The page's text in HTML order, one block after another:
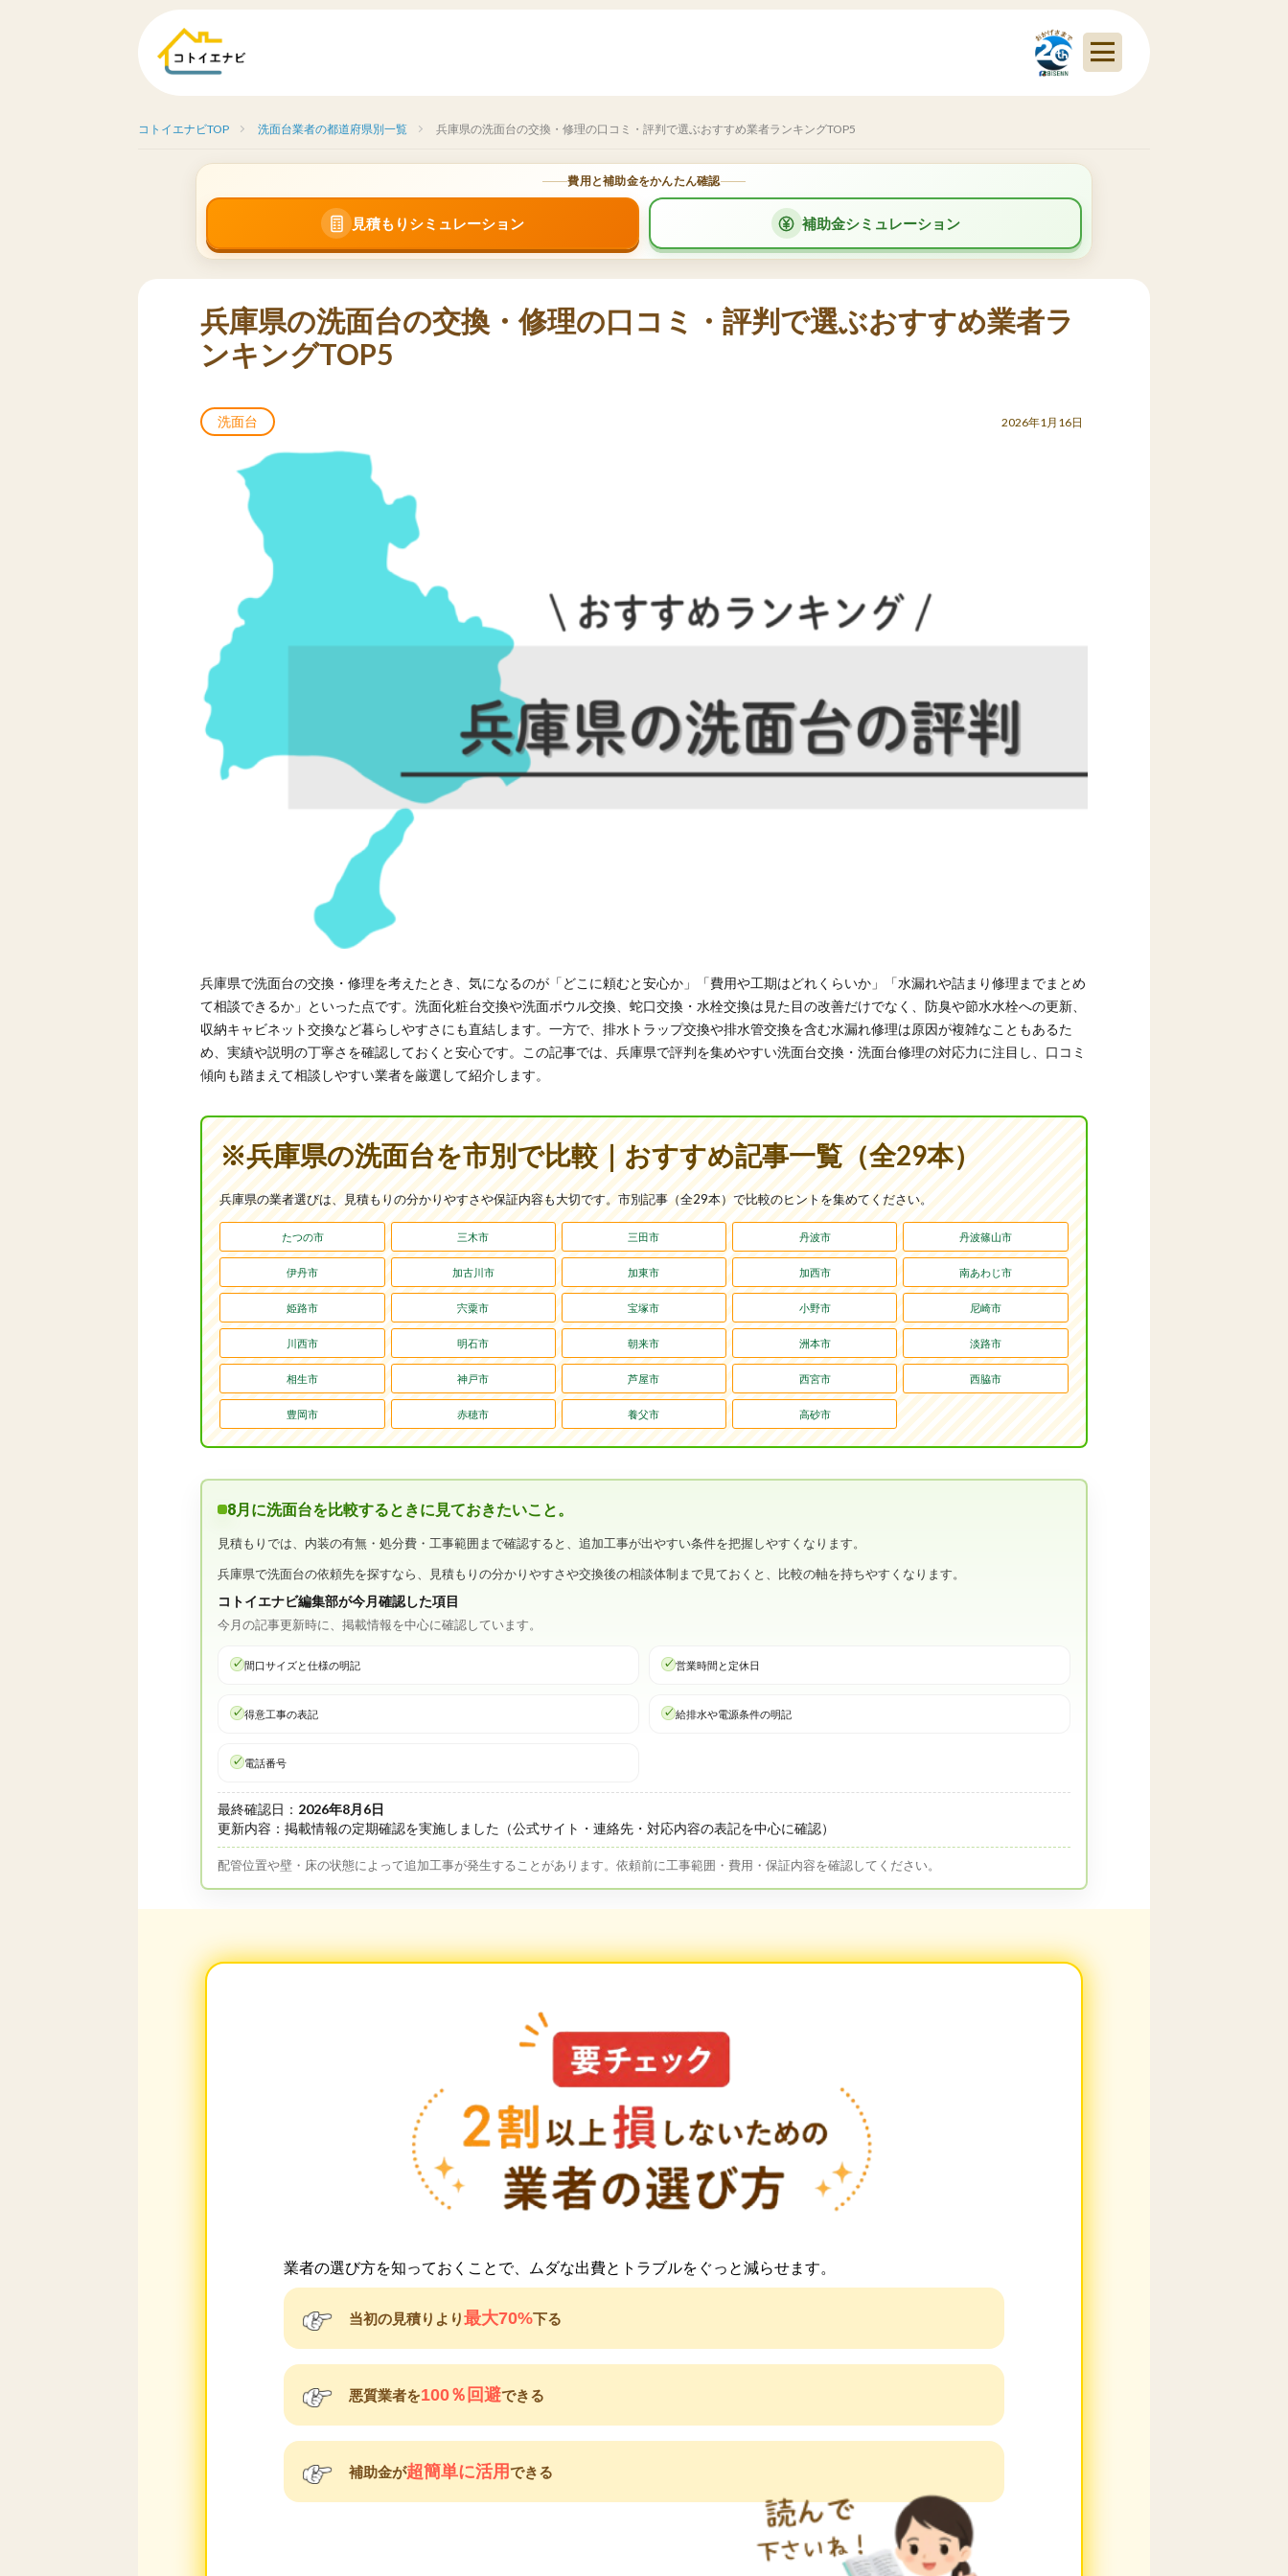
コトイエナビTOP 洗面台業者の都道府県別一覧 兵庫県の洗面台の交換・修理の口コミ・評判で選ぶおすすめ業者ランキングTOP5
費用と補助金をかんたん確認
見積もりシミュレーション 補助金シミュレーション
兵庫県の洗面台の交換・修理の口コミ・評判で選ぶおすすめ業者ラ
ンキングTOP5
洗面台 2026年1月16日
兵庫県で洗面台の交換・修理を考えたとき、気になるのが「どこに頼むと安心か」「費用や工期はどれくらいか」「水漏れや詰まり修理までまとめ
て相談できるか」といった点です。洗面化粧台交換や洗面ボウル交換、蛇口交換・水栓交換は見た目の改善だけでなく、防臭や節水水栓への更新、
収納キャビネット交換など暮らしやすさにも直結します。一方で、排水トラップ交換や排水管交換を含む水漏れ修理は原因が複雑なこともあるた
め、実績や説明の丁寧さを確認しておくと安心です。この記事では、兵庫県で評判を集めやすい洗面台交換・洗面台修理の対応力に注目し、口コミ
傾向も踏まえて相談しやすい業者を厳選して紹介します。
※兵庫県の洗面台を市別で比較｜おすすめ記事一覧（全29本）
兵庫県の業者選びは、見積もりの分かりやすさや保証内容も大切です。市別記事（全29本）で比較のヒントを集めてください。
たつの市 三木市 三田市 丹波市 丹波篠山市
伊丹市 加古川市 加東市 加西市 南あわじ市
姫路市 宍粟市 宝塚市 小野市 尼崎市
川西市 明石市 朝来市 洲本市 淡路市
相生市 神戸市 芦屋市 西宮市 西脇市
豊岡市 赤穂市 養父市 高砂市
8月に洗面台を比較するときに見ておきたいこと。
見積もりでは、内装の有無・処分費・工事範囲まで確認すると、追加工事が出やすい条件を把握しやすくなります。
兵庫県で洗面台の依頼先を探すなら、見積もりの分かりやすさや交換後の相談体制まで見ておくと、比較の軸を持ちやすくなります。
コトイエナビ編集部が今月確認した項目
今月の記事更新時に、掲載情報を中心に確認しています。
間口サイズと仕様の明記 営業時間と定休日
得意工事の表記 給排水や電源条件の明記
電話番号
最終確認日： 2026年8月6日
更新内容：掲載情報の定期確認を実施しました（公式サイト・連絡先・対応内容の表記を中心に確認）
配管位置や壁・床の状態によって追加工事が発生することがあります。依頼前に工事範囲・費用・保証内容を確認してください。
業者の選び方を知っておくことで、ムダな出費とトラブルをぐっと減らせます。
当初の見積りより最大70%下る
悪質業者を100％回避できる
補助金が超簡単に活用できる